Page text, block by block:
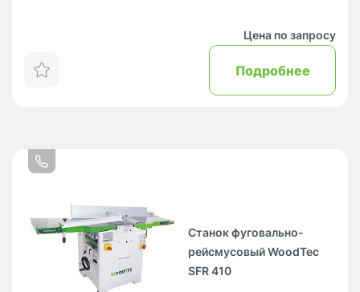
Цена по запросу
Подробнее
Станок фуговально-
рейсмусовый WoodTec
SFR 410